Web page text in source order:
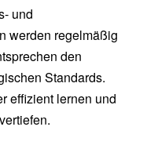
und
werden regelmäßig
den
Standards.
effizient lernen und